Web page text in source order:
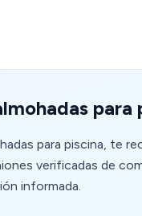
para
para piscina, te
verificadas de
informada.